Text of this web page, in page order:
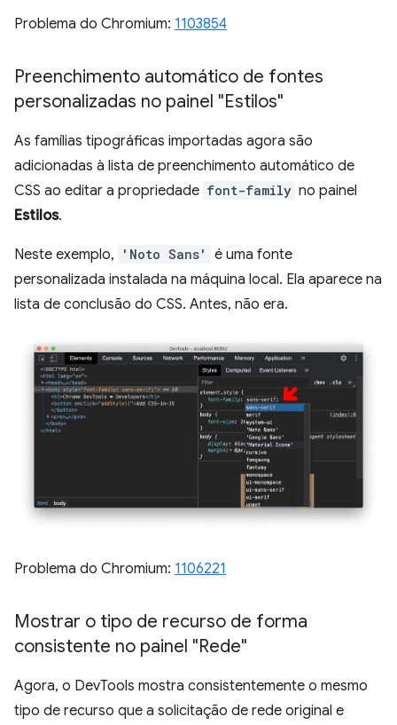
Problema do Chromium: 1103854
Preenchimento automático de fontes
personalizadas no painel "Estilos"
As famílias tipográficas importadas agora são
adicionadas à lista de preenchimento automático de
CSS ao editar a propriedade font-family no painel
Estilos.
Neste exemplo, 'Noto Sans'
é uma fonte
personalizada instalada na máquina local. Ela aparece na
lista de conclusão do CSS. Antes, não era.
Problema do Chromium: 1106221
Mostrar o tipo de recurso de forma
consistente no painel "Rede"
Agora, o DevTools mostra consistentemente o mesmo
tipo de recurso que a solicitação de rede original e